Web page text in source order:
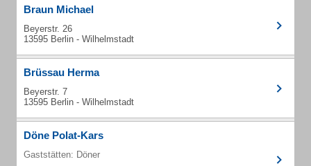
Braun Michael
Beyerstr. 26
13595 Berlin - Wilhelmstadt
Brüssau Herma
Beyerstr. 7
13595 Berlin - Wilhelmstadt
Döne Polat-Kars
Gaststätten: Döner